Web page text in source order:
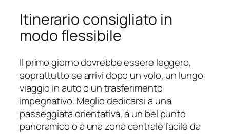
Itinerario consigliato in
modo flessibile
Il primo giorno dovrebbe essere leggero,
soprattutto se arrivi dopo un volo, un lungo
viaggio in auto o un trasferimento
impegnativo. Meglio dedicarsi a una
passeggiata orientativa, a un bel punto
panoramico o a una zona centrale facile da